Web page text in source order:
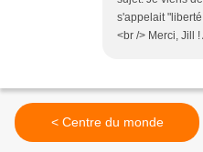
s'appelait
<br /> Merci, Jill !
< Centre du monde